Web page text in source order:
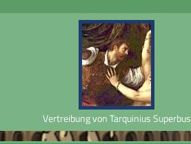
Vertreibung von Tarquinius Superbus